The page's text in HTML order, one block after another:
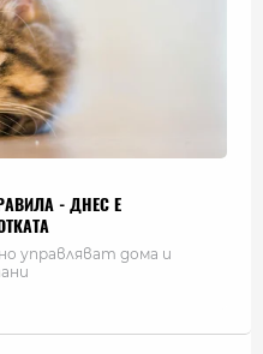
- ДНЕС Е
управляват дома и